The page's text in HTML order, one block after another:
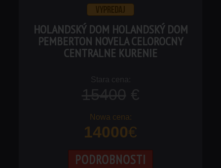
HOLANDSKÝ DOM HOLANDSKÝ DOM
PEMBERTON NOVELA CELOROCNY
CENTRALNE KURENIE
15400 €
14000€
PODROBNOSTI